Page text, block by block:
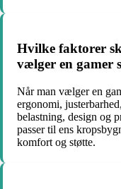
Hvilke faktorer
vælger en gamer
Når man vælger en
ergonomi,
belastning, design og
passer til ens
komfort og støtte.